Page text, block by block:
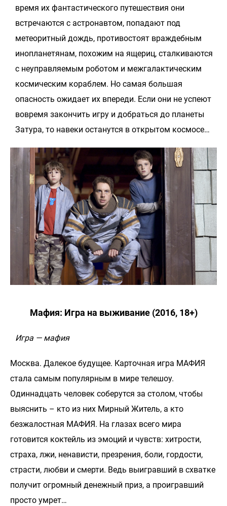
время их фантастического путешествия они
встречаются с астронавтом, попадают под
метеоритный дождь, противостоят враждебным
инопланетянам, похожим на ящериц, сталкиваются
с неуправляемым роботом и межгалактическим
космическим кораблем. Но самая большая
опасность ожидает их впереди. Если они не успеют
вовремя закончить игру и добраться до планеты
Затура, то навеки останутся в открытом космосе…
Мафия: Игра на выживание (2016, 18+)
Игра — мафия
Москва. Далекое будущее. Карточная игра МАФИЯ
стала самым популярным в мире телешоу.
Одиннадцать человек соберутся за столом, чтобы
выяснить – кто из них Мирный Житель, а кто
безжалостная МАФИЯ. На глазах всего мира
готовится коктейль из эмоций и чувств: хитрости,
страха, лжи, ненависти, презрения, боли, гордости,
страсти, любви и смерти. Ведь выигравший в схватке
получит огромный денежный приз, а проигравший
просто умрет…